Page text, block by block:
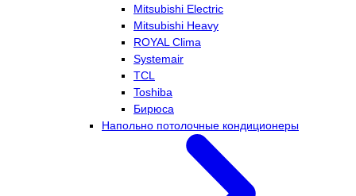
Mitsubishi Electric
Mitsubishi Heavy
ROYAL Clima
Systemair
TCL
Toshiba
Бирюса
Напольно потолочные кондиционеры